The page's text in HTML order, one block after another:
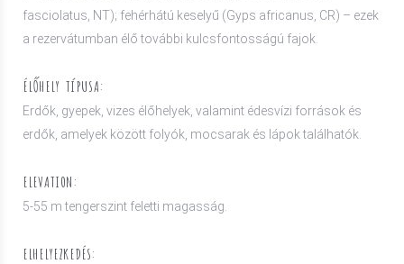
fasciolatus, NT); fehérhátú keselyű (Gyps africanus, CR) – ezek
a rezervátumban élő további kulcsfontosságú fajok.
ÉLŐHELY TÍPUSA:
Erdők, gyepek, vizes élőhelyek, valamint édesvízi források és
erdők, amelyek között folyók, mocsarak és lápok találhatók.
ELEVATION:
5-55 m tengerszint feletti magasság.
ELHELYEZKEDÉS: